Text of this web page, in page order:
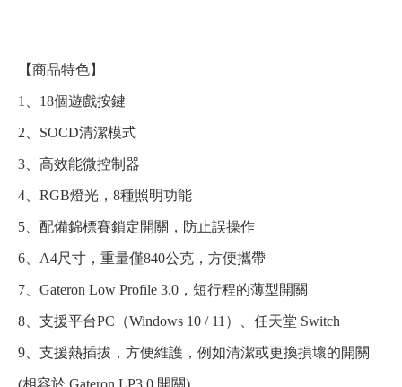
【商品特色】
1、18個遊戲按鍵
2、SOCD清潔模式
3、高效能微控制器
4、RGB燈光，8種照明功能
5、配備錦標賽鎖定開關，防止誤操作
6、A4尺寸，重量僅840公克，方便攜帶
7、Gateron Low Profile 3.0，短行程的薄型開關
8、支援平台PC（Windows 10 / 11）、任天堂 Switch
9、支援熱插拔，方便維護，例如清潔或更換損壞的開關